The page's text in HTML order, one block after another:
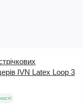
IVN Latex Loop 3